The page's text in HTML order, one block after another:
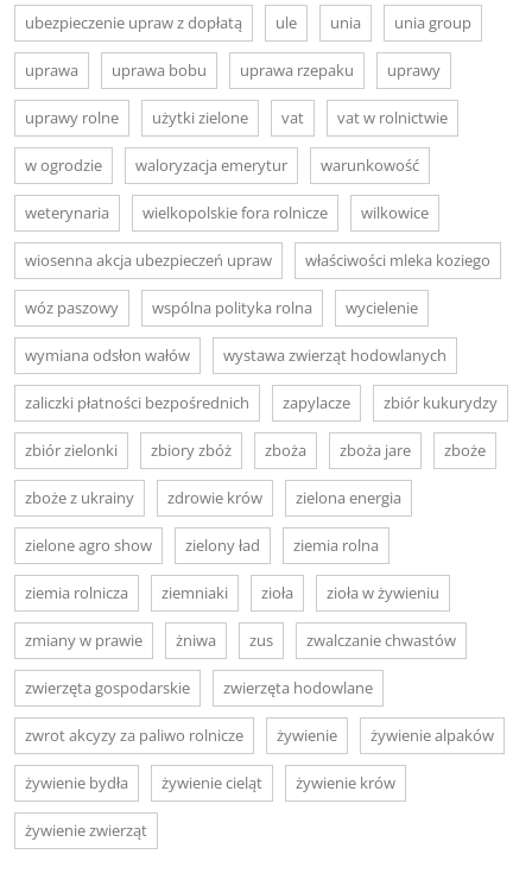
ubezpieczenie upraw z dopłatą ule unia unia group
uprawa uprawa bobu uprawa rzepaku uprawy
uprawy rolne użytki zielone vat vat w rolnictwie
w ogrodzie waloryzacja emerytur warunkowość
weterynaria wielkopolskie fora rolnicze wilkowice
wiosenna akcja ubezpieczeń upraw właściwości mleka koziego
wóz paszowy wspólna polityka rolna wycielenie
wymiana odsłon wałów wystawa zwierząt hodowlanych
zaliczki płatności bezpośrednich zapylacze zbiór kukurydzy
zbiór zielonki zbiory zbóż zboża zboża jare zboże
zboże z ukrainy zdrowie krów zielona energia
zielone agro show zielony ład ziemia rolna
ziemia rolnicza ziemniaki zioła zioła w żywieniu
zmiany w prawie żniwa zus zwalczanie chwastów
zwierzęta gospodarskie zwierzęta hodowlane
zwrot akcyzy za paliwo rolnicze żywienie żywienie alpaków
żywienie bydła żywienie cieląt żywienie krów
żywienie zwierząt